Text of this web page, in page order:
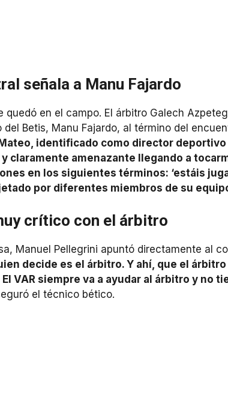
señala a Manu Fajardo
quedó en el campo. El árbitro Galech
Betis, Manu Fajardo, al término del
identificado como director deportivo
claramente amenazante llegando a
en los siguientes términos: ‘estáis
por diferentes miembros de su
crítico con el árbitro
Manuel Pellegrini apuntó directamente al
decide es el árbitro. Y ahí, que el
VAR siempre va a ayudar al árbitro y no
el técnico bético.